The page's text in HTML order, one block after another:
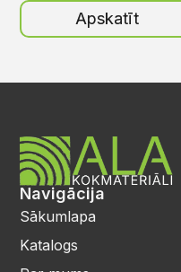
Apskatīt
Navigācija
Sākumlapa
Katalogs